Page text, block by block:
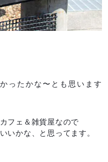
ったかな〜とも思います
フェ＆雑貨屋なので
いかな、と思ってます。